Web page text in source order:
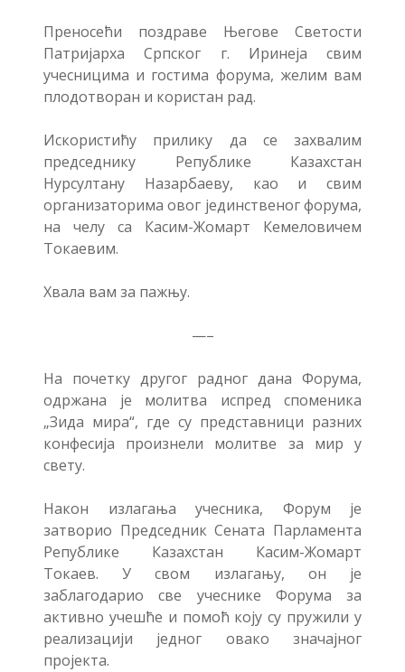
Преносећи поздраве Његове Светости
Патријарха Српског г. Иринеја свим
учесницима и гостима форума, желим вам
плодотворан и користан рад.
Искористићу прилику да се захвалим
председнику Републике Казахстан
Нурсултану Назарбаеву, као и свим
организаторима овог јединственог форума,
на челу са Касим-Жомарт Кемеловичем
Токаевим.
Хвала вам за пажњу.
—–
На почетку другог радног дана Форума,
одржана је молитва испред споменика
„Зида мира“, где су представници разних
конфесија произнели молитве за мир у
свету.
Након излагања учесника, Форум је
затворио Председник Сената Парламента
Републике Казахстан Касим-Жомарт
Токаев. У свом излагању, он је
заблагодарио све учеснике Форума за
активно учешће и помоћ коју су пружили у
реализацији једног овако значајног
пројекта.